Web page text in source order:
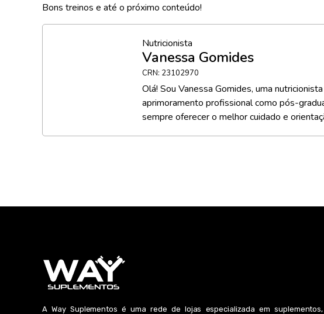
Bons treinos e até o próximo conteúdo!
Nutricionista
Vanessa Gomides
CRN: 23102970
Olá! Sou Vanessa Gomides, uma
aprimoramento profissional como pós-
sempre oferecer o melhor cuidado e
A Way Suplementos é uma rede de lojas especializada em suplementos,